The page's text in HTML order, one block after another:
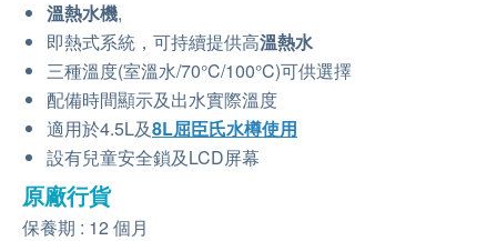
溫熱水機,
即熱式系統，可持續提供高溫熱水
三種溫度(室溫水/70°C/100°C)可供選擇
配備時間顯示及出水實際溫度
適用於4.5L及8L屈臣氏水樽使用
設有兒童安全鎖及LCD屏幕
原廠行貨
保養期 : 12 個月